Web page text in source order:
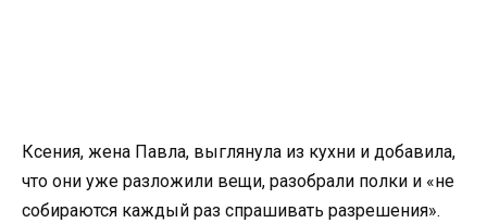
Ксения, жена Павла, выглянула из кухни и добавила,
что они уже разложили вещи, разобрали полки и «не
собираются каждый раз спрашивать разрешения».